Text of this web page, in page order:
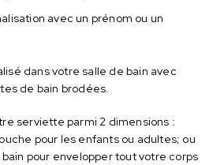
avec un prénom ou un
dans votre salle de bain avec
de bain brodées.
serviette parmi 2 dimensions :
pour les enfants ou adultes; ou
pour envelopper tout votre corps